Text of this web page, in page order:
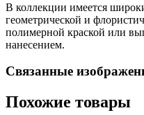
В коллекции имеется
геометрической и
полимерной краской или
нанесением.
Связанные
Похожие товары